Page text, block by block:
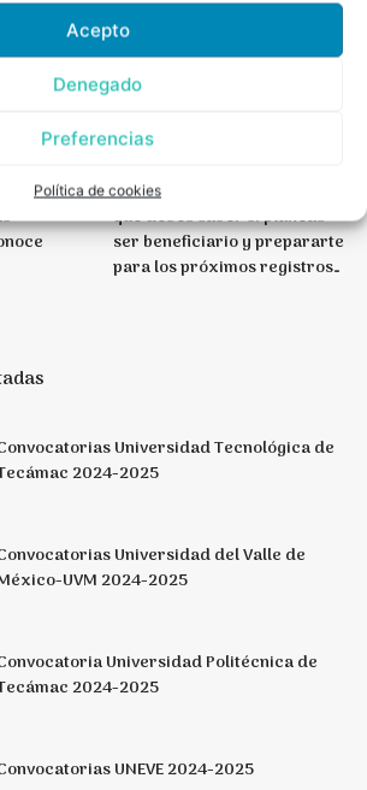
Acepto
Denegado
Preferencias
Política de cookies
el
Sembrando Vida – esto es lo
que debes saber si planeas
ser beneficiario y prepararte
para los próximos registros…
Universidad Tecnológica de
2024-2025
Universidad del Valle de
UVM 2024-2025
Universidad Politécnica de
2024-2025
UNEVE 2024-2025